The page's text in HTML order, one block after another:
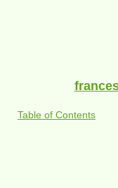
Table of Contents